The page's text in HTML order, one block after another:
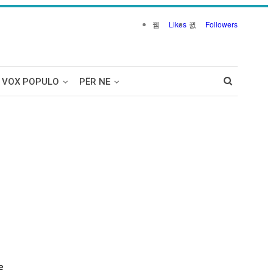
Likes Followers
VOX POPULO PËR NE